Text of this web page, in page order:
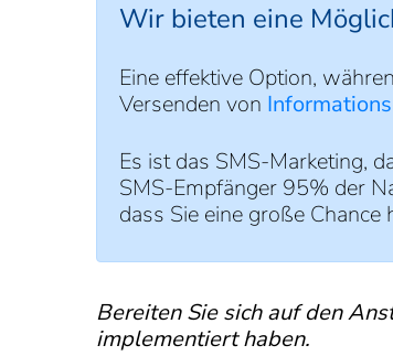
Wir bieten eine
Eine effektive Option,
Versenden von
Es ist das SMS-Marketing,
SMS-Empfänger 95% der
dass Sie eine große
Bereiten Sie sich auf den
implementiert haben.